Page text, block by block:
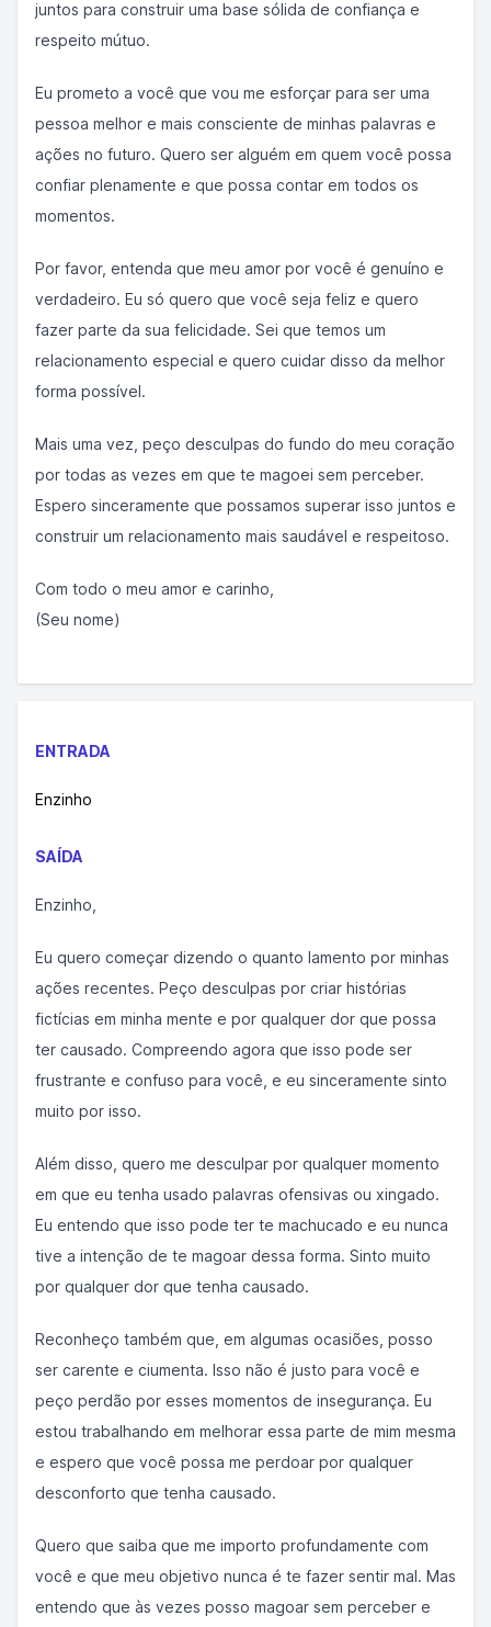
juntos para construir uma base sólida de confiança e
respeito mútuo.
Eu prometo a você que vou me esforçar para ser uma
pessoa melhor e mais consciente de minhas palavras e
ações no futuro. Quero ser alguém em quem você possa
confiar plenamente e que possa contar em todos os
momentos.
Por favor, entenda que meu amor por você é genuíno e
verdadeiro. Eu só quero que você seja feliz e quero
fazer parte da sua felicidade. Sei que temos um
relacionamento especial e quero cuidar disso da melhor
forma possível.
Mais uma vez, peço desculpas do fundo do meu coração
por todas as vezes em que te magoei sem perceber.
Espero sinceramente que possamos superar isso juntos e
construir um relacionamento mais saudável e respeitoso.
Com todo o meu amor e carinho,
(Seu nome)
ENTRADA
Enzinho
SAÍDA
Enzinho,
Eu quero começar dizendo o quanto lamento por minhas
ações recentes. Peço desculpas por criar histórias
fictícias em minha mente e por qualquer dor que possa
ter causado. Compreendo agora que isso pode ser
frustrante e confuso para você, e eu sinceramente sinto
muito por isso.
Além disso, quero me desculpar por qualquer momento
em que eu tenha usado palavras ofensivas ou xingado.
Eu entendo que isso pode ter te machucado e eu nunca
tive a intenção de te magoar dessa forma. Sinto muito
por qualquer dor que tenha causado.
Reconheço também que, em algumas ocasiões, posso
ser carente e ciumenta. Isso não é justo para você e
peço perdão por esses momentos de insegurança. Eu
estou trabalhando em melhorar essa parte de mim mesma
e espero que você possa me perdoar por qualquer
desconforto que tenha causado.
Quero que saiba que me importo profundamente com
você e que meu objetivo nunca é te fazer sentir mal. Mas
entendo que às vezes posso magoar sem perceber e